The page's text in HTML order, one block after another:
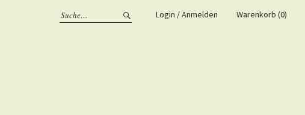
Login / Anmelden Warenkorb (0)